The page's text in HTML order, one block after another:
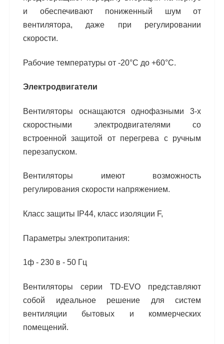
и обеспечивают пониженный шум от
вентилятора, даже при регулировании
скорости.
Рабочие температуры от -20°С до +60°С.
Электродвигатели
Вентиляторы оснащаются однофазными 3-х
скоростными электродвигателями со
встроеннойзащитой от перегрева с ручным
перезапуском.
Вентиляторы имеют возможность
регулирования скорости напряжением.
Класс защиты IP44, класс изоляции F,
Параметры электропитания:
1ф - 230 в - 50 Гц
Вентиляторы серии TD-EVO представляют
собой идеальное решение для систем
вентиляции бытовых и коммерческих
помещений.